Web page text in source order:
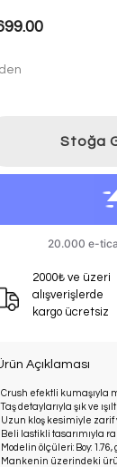
Stoğa
2000₺ ve üzeri
alışverişlerde
kargo ücretsiz
Açıklaması
Crush efektli kumaşıyla
detaylarıyla şık ve
Uzun kloş kesimiyle zarif
Beli lastikli tasarımıyla
ölçüleri: Boy: 1.76,
Mankenin üzerindeki